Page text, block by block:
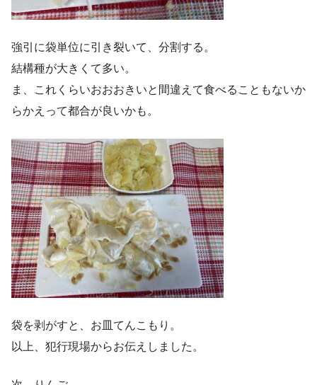
強引に袋単位に引き裂いて、分割する。
結構種が大きくて多い。
ま、これくらいおおおきいと間違えて食べることもないか
らかえって都合が良いかも。
袋を剥がすと、お皿てんこもり。
以上、犯行現場からお伝えしました。